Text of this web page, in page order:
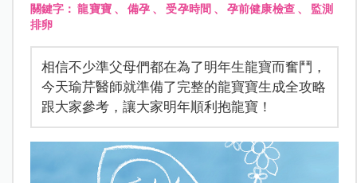
關鍵字：龍寶寶、備孕 、受孕時間 、孕前健康檢查、 監測
排卵
相信不少準父母們都在為了明年生龍寶而奮鬥，
今天瑜芹醫師就準備了完整的龍寶寶生成全攻略
跟大家參考，讓大家明年順利抱龍寶！